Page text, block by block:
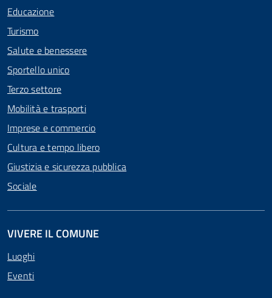
Educazione
Turismo
Salute e benessere
Sportello unico
Terzo settore
Mobilità e trasporti
Imprese e commercio
Cultura e tempo libero
Giustizia e sicurezza pubblica
Sociale
VIVERE IL COMUNE
Luoghi
Eventi